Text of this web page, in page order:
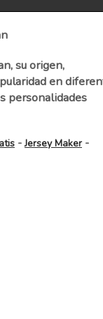
su origen,
en
personalidades
-Jersey Maker-